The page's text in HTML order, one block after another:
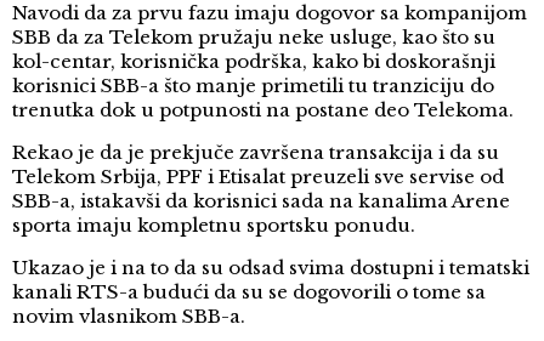
Navodi da za prvu fazu imaju dogovor sa kompanijom
SBB da za Telekom pružaju neke usluge, kao što su
kol-centar, korisnička podrška, kako bi doskorašnji
korisnici SBB-a što manje primetili tu tranziciju do
trenutka dok u potpunosti na postane deo Telekoma.
Rekao je da je prekjuče završena transakcija i da su
Telekom Srbija, PPF i Etisalat preuzeli sve servise od
SBB-a, istakavši da korisnici sada na kanalima Arene
sporta imaju kompletnu sportsku ponudu.
Ukazao je i na to da su odsad svima dostupni i tematski
kanali RTS-a budući da su se dogovorili o tome sa
novim vlasnikom SBB-a.